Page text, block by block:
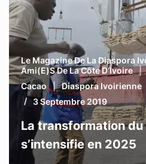
Le Magazine De La Diaspora
Ami(e)s De La Côte D’Ivoire
Cacao
Diaspora Ivoirienne
3 Septembre 2019
La transformation
s’intensifie en 2025